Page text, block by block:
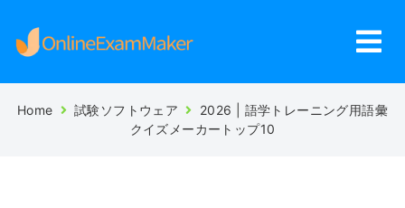
Home 試験ソフトウェア
2026 | 語学トレーニング用語彙
クイズメーカートップ10